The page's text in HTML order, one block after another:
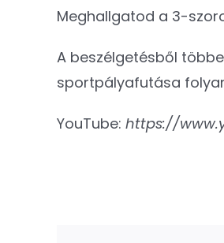
Meghallgatod a 3-
A beszélgetésből
sportpályafutása
YouTube: https://